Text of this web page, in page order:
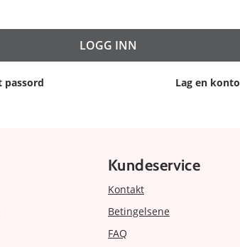
passord Lag en konto
Kundeservice
Kontakt
Betingelsene
FAQ